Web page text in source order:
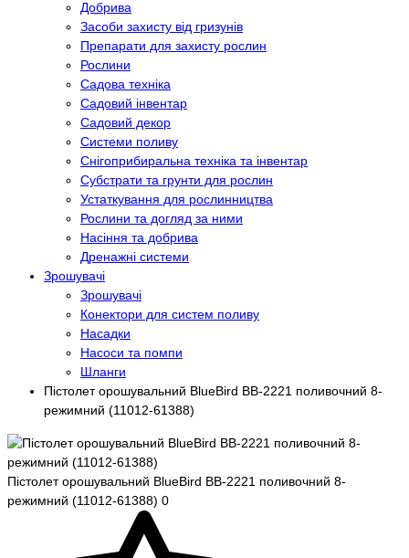
Добрива
Засоби захисту від гризунів
Препарати для захисту рослин
Рослини
Садова техніка
Садовий інвентар
Садовий декор
Системи поливу
Снігоприбиральна техніка та інвентар
Субстрати та грунти для рослин
Устаткування для рослинництва
Рослини та догляд за ними
Насіння та добрива
Дренажні системи
Зрошувачі
Зрошувачі
Конектори для систем поливу
Насадки
Насоси та помпи
Шланги
Пістолет орошувальний BlueBird BB-2221 поливочний 8-
режимний (11012-61388)
Пістолет орошувальний BlueBird BB-2221 поливочний 8-
режимний (11012-61388) 0